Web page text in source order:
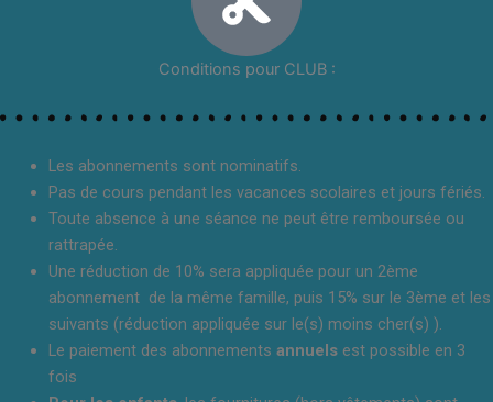
Conditions pour CLUB :
Les abonnements sont nominatifs.
Pas de cours pendant les vacances scolaires et jours fériés.
Toute absence à une séance ne peut être remboursée ou
rattrapée.
Une réduction de 10% sera appliquée pour un 2ème
abonnement de la même famille, puis 15% sur le 3ème et les
suivants (réduction appliquée sur le(s) moins cher(s) ).
Le paiement des abonnements annuelsest possible en 3
fois